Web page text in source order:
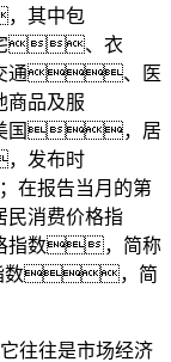
其中包
、衣
通、医
品及服
国，居
发布时
在报告当月的第
消费价格指
指数，简称
指数，简
往往是市场经济